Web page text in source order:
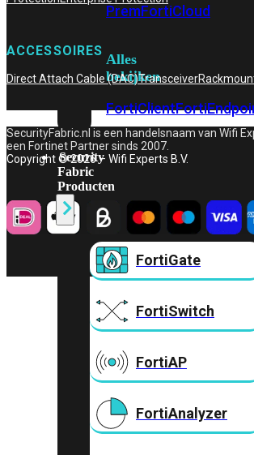
PremFortiCloud
Alles
bekijken
FortiClient
Security
Fabric
Producten
FortiGate
FortiSwitch
FortiAP
FortiAnalyzer
ACCESSOIRES
Direct Attach Cable (DAC)Transceiver
SecurityFabric.nl is een handelsnaam van Wifi
een Fortinet Partner sinds 2007.
Copyright © 2026 – Wifi Experts B.V.